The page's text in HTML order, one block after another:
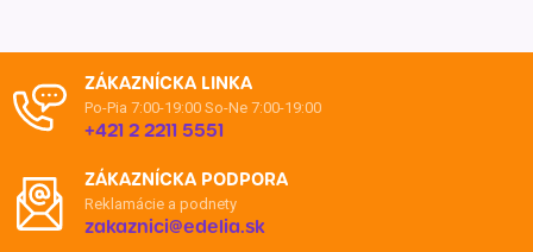
ZÁKAZNÍCKA LINKA
Po-Pia 7:00-19:00 So-Ne 7:00-19:00
+421 2 2211 5551
ZÁKAZNÍCKA PODPORA
Reklamácie a podnety
zakaznici@edelia.sk